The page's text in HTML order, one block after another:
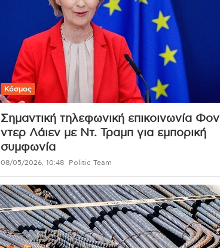
Κόσμος
Σημαντική τηλεφωνική επικοινωνία Φον
ντερ Λάιεν με Ντ. Τραμπ για εμπορική
συμφωνία
08/05/2026, 10:48 Politic Team